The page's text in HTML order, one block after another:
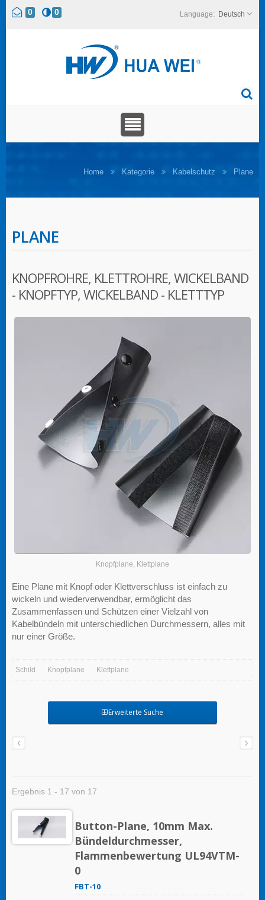
0 0 Deutsch
Home Kategorie Kabelschutz Plane
PLANE
KNOPFROHRE, KLETTROHRE, WICKELBAND
- KNOPFTYP, WICKELBAND - KLETTTYP
Knopfplane, Klettplane
Eine Plane mit Knopf oder Klettverschluss ist einfach zu
wickeln und wiederverwendbar, ermöglicht das
Zusammenfassen und Schützen einer Vielzahl von
Kabelbündeln mit unterschiedlichen Durchmessern, alles mit
nur einer Größe.
Schild Knopfplane Klettplane
Erweiterte Suche
Ergebnis 1 - 17 von 17
Button-Plane, 10mm Max.
Bündeldurchmesser,
Flammenbewertung UL94VTM-
0
FBT-10